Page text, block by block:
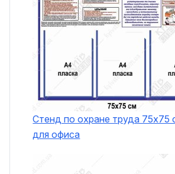
Стенд по охране труда
для офиса